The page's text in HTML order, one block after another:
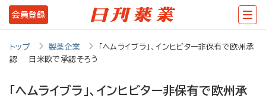
メ
イ
コ
会員登録
トップ 製薬企業
「ヘムライブラ」、インヒビター非保有で欧州承
認 日米欧で承認そろう
「ヘムライブラ」、インヒビター非保有で欧州承